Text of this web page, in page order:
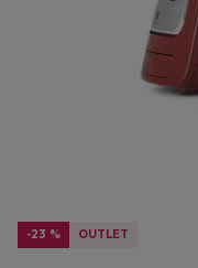
-23 % OUTLET